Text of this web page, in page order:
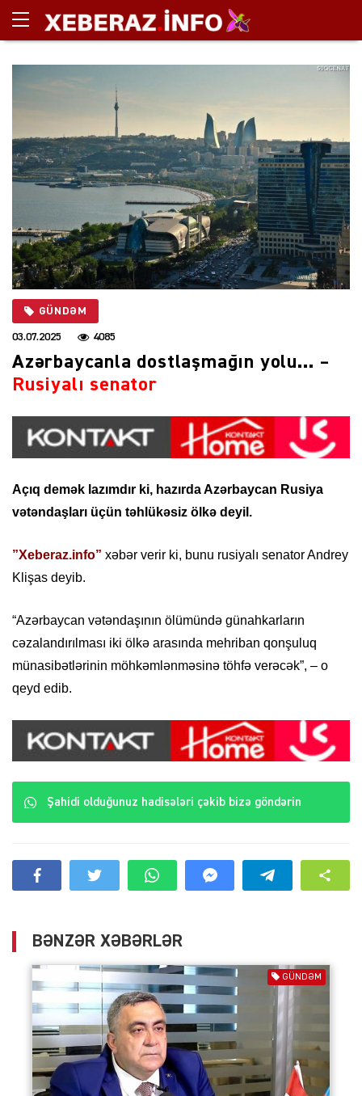
GÜNDƏM
03.07.2025 4085
Azərbaycanla dostlaşmağın yolu… –
Rusiyalı senator
Açıq demək lazımdır ki, hazırda Azərbaycan Rusiya
vətəndaşları üçün təhlükəsiz ölkə deyil.
”Xeberaz.info” xəbər verir ki, bunu rusiyalı senator Andrey
Klişas deyib.
“Azərbaycan vətəndaşının ölümündə günahkarların
cəzalandırılması iki ölkə arasında mehriban qonşuluq
münasibətlərinin möhkəmlənməsinə töhfə verəcək”, – o
qeyd edib.
Şahidi olduğunuz hadisələri çəkib bizə göndərin
BƏNZƏR XƏBƏRLƏR
GÜNDƏM